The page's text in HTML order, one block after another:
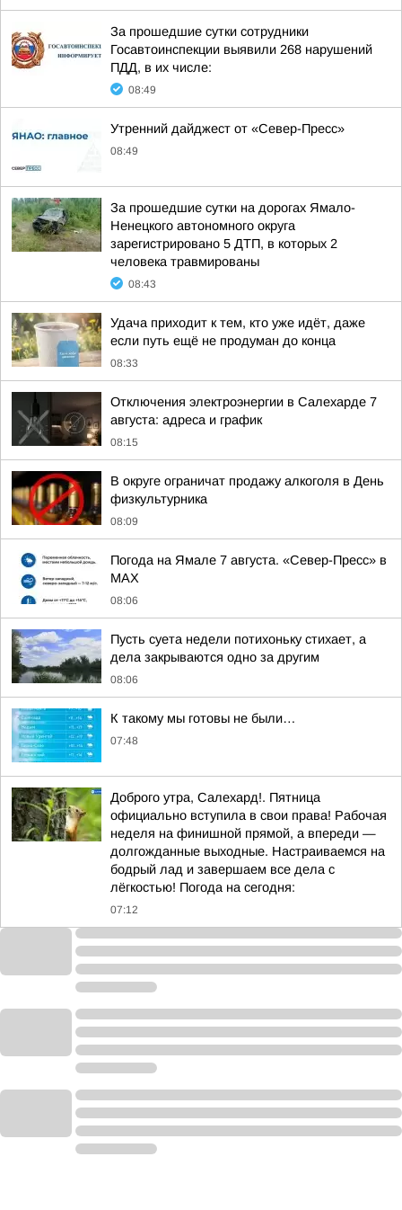
За прошедшие сутки сотрудники
Госавтоинспекции выявили 268 нарушений
ПДД, в их числе:
08:49
Утренний дайджест от «Север-Пресс»
08:49
За прошедшие сутки на дорогах Ямало-
Ненецкого автономного округа
зарегистрировано 5 ДТП, в которых 2
человека травмированы
08:43
Удача приходит к тем, кто уже идёт, даже
если путь ещё не продуман до конца
08:33
Отключения электроэнергии в Салехарде 7
августа: адреса и график
08:15
В округе ограничат продажу алкоголя в День
физкультурника
08:09
Погода на Ямале 7 августа. «Север-Пресс» в
MAX
08:06
Пусть суета недели потихоньку стихает, а
дела закрываются одно за другим
08:06
К такому мы готовы не были…
07:48
Доброго утра, Салехард!. Пятница
официально вступила в свои права! Рабочая
неделя на финишной прямой, а впереди —
долгожданные выходные. Настраиваемся на
бодрый лад и завершаем все дела с
лёгкостью! Погода на сегодня:
07:12